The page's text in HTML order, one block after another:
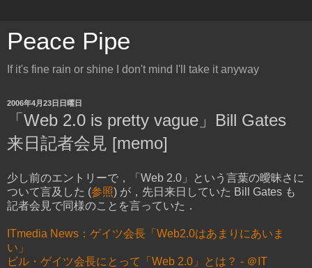
Peace Pipe
If it's fine rain or shine I don't mind I'll take it anyway
2006年4月23日日曜日
「Web 2.0 is pretty vague」Bill Gates
来日記者会見 [memo]
少し前のエントリーで，「Web 2.0」という言葉の曖昧さに
ついて言及した (参照) が，先日来日していた Bill Gates も
記者会見で同様のことを言っていた．
ITmedia News：ゲイツ会長「Web2.0はあまりにあいま
い」
ビル・ゲイツ会長にとって「Web 2.0」とは？ - ＠IT